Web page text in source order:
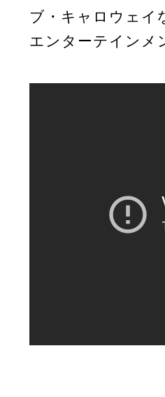
ブ・キャロウェイ
エンターテインメ